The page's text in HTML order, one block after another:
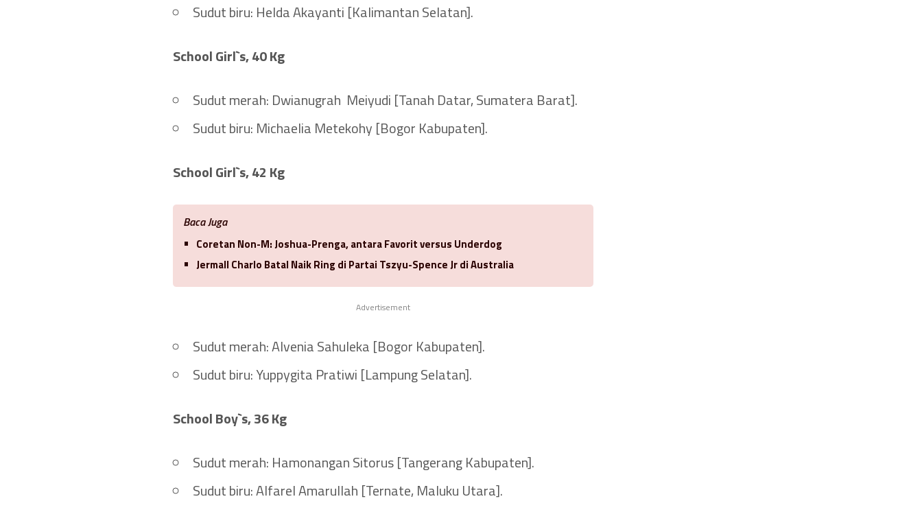
Sudut biru: Helda Akayanti [Kalimantan Selatan].
School Girl`s, 40 Kg
Sudut merah: Dwianugrah Meiyudi [Tanah Datar, Sumatera Barat].
Sudut biru: Michaelia Metekohy [Bogor Kabupaten].
School Girl`s, 42 Kg
Baca Juga
Coretan Non-M: Joshua-Prenga, antara Favorit versus Underdog
Jermall Charlo Batal Naik Ring di Partai Tszyu-Spence Jr di Australia
Advertisement
Sudut merah: Alvenia Sahuleka [Bogor Kabupaten].
Sudut biru: Yuppygita Pratiwi [Lampung Selatan].
School Boy`s, 36 Kg
Sudut merah: Hamonangan Sitorus [Tangerang Kabupaten].
Sudut biru: Alfarel Amarullah [Ternate, Maluku Utara].